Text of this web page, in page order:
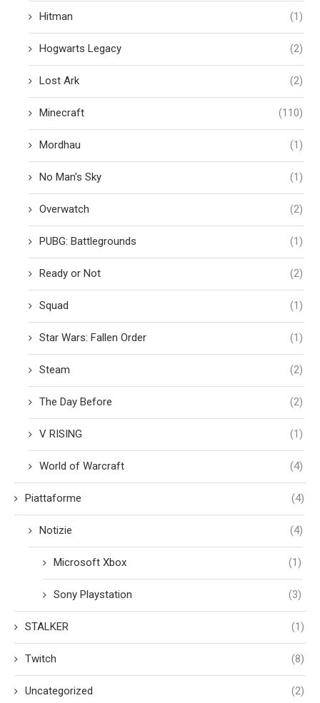
Hitman (1)
Hogwarts Legacy (2)
Lost Ark (2)
Minecraft (110)
Mordhau (1)
No Man's Sky (1)
Overwatch (2)
PUBG: Battlegrounds (1)
Ready or Not (2)
Squad (1)
Star Wars: Fallen Order (1)
Steam (2)
The Day Before (2)
V RISING (1)
World of Warcraft (4)
Piattaforme (4)
Notizie (4)
Microsoft Xbox (1)
Sony Playstation (3)
STALKER (1)
Twitch (8)
Uncategorized (2)